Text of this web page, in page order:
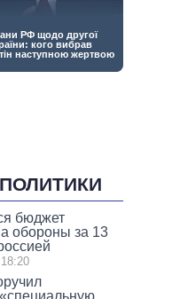
бюджет
обороны за 13